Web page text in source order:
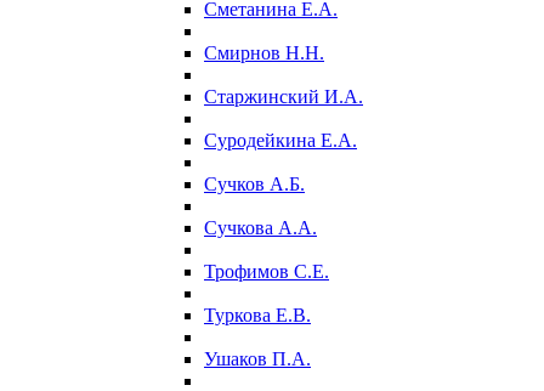
Сметанина Е.А.
Смирнов Н.Н.
Старжинский И.А.
Суродейкина Е.А.
Сучков А.Б.
Сучкова А.А.
Трофимов С.Е.
Туркова Е.В.
Ушаков П.А.